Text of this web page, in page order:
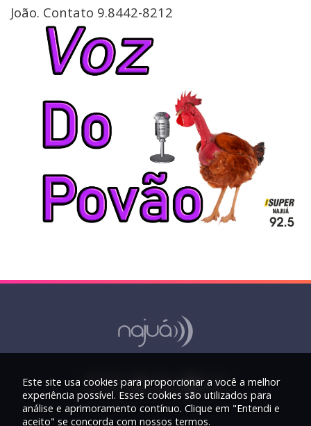
João. Contato 9.8442-8212
Este site usa cookies para proporcionar a você a melhor
experiência possível. Esses cookies são utilizados para
análise e aprimoramento contínuo. Clique em "Entendi e
aceito" se concorda com nossos termos.